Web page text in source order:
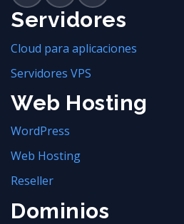
Servidores
Cloud para aplicaciones
Servidores VPS
Web Hosting
WordPress
Web Hosting
Reseller
Dominios